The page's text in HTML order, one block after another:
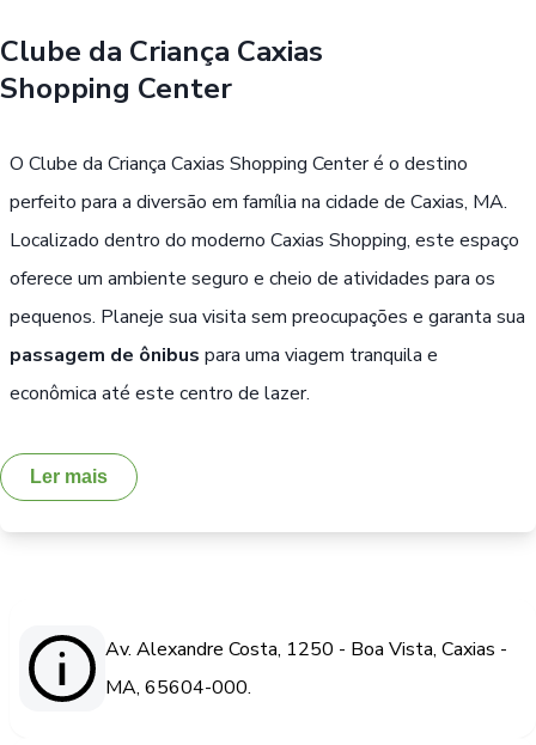
Clube da Criança Caxias
Shopping Center
O Clube da Criança Caxias Shopping Center é o destino
perfeito para a diversão em família na cidade de Caxias, MA.
Localizado dentro do moderno Caxias Shopping, este espaço
oferece um ambiente seguro e cheio de atividades para os
pequenos. Planeje sua visita sem preocupações e garanta sua
passagem de ônibus para uma viagem tranquila e
econômica até este centro de lazer.
Ler mais
Av. Alexandre Costa, 1250 - Boa Vista, Caxias -
MA, 65604-000.